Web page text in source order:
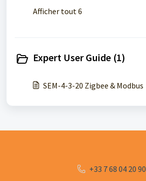
Afficher tout 6
Expert User Guide (1)
SEM-4-3-20 Zigbee & Modbus
+33 7 68 04 20 90